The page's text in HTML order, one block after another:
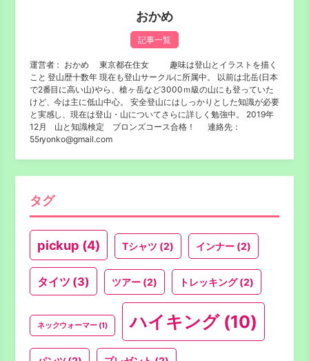
おかめ
記事一覧
運営者： おかめ 東京都在住女 趣味は登山とイラストを描く
こと 登山歴十数年 現在も登山サークルに所属中。 以前は北岳(日本
で2番目に高い山)やら、槍ヶ岳など3000ｍ級の山にも登っていた
けど、今は主に低山中心。 安全登山にはしっかりとした知識が必要
と実感し、現在は登山・山についてさらに詳しく勉強中。 2019年
12月 山と知識検定 ブロンズコース合格！ 連絡先：
55ryonko@gmail.com
タグ
pickup (4) Tシャツ (2) インナー (2)
タイツ (3) ツアー (2) トレッキング(2)
ネックウォーマー (1) ハイキング(10)